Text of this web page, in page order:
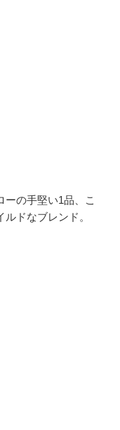
ーの手堅い1品、こ
ドなブレンド。